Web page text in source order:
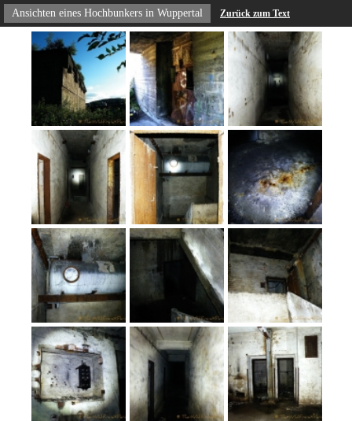
Ansichten eines Hochbunkers in Wuppertal Zurück zum Text